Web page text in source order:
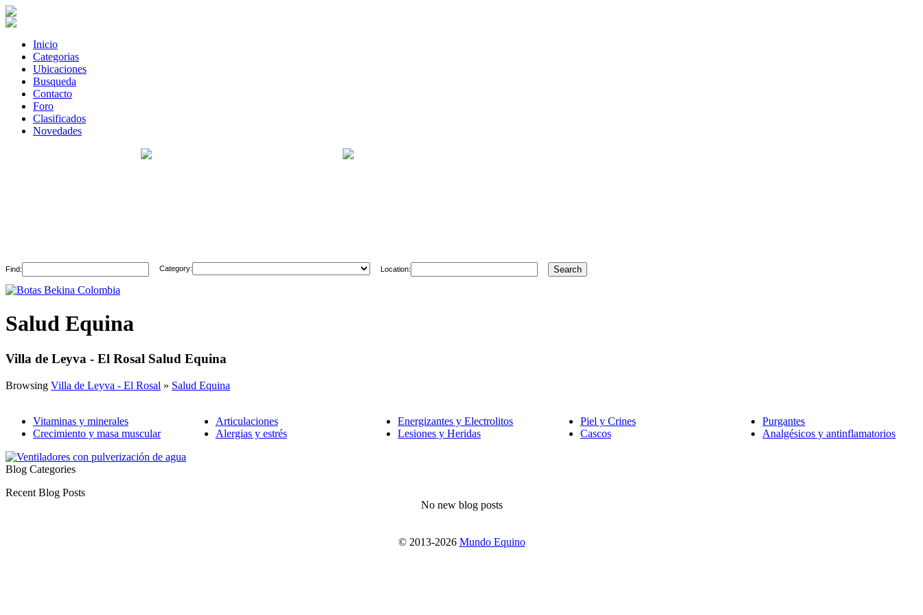
Inicio
Categorias
Ubicaciones
Busqueda
Contacto
Foro
Clasificados
Novedades
Find: Category: Location:
Salud Equina
Villa de Leyva - El Rosal Salud Equina
Browsing Villa de Leyva - El Rosal » Salud Equina
Vitaminas y minerales
Crecimiento y masa muscular
Articulaciones
Alergias y estrés
Energizantes y Electrolitos
Lesiones y Heridas
Piel y Crines
Cascos
Purgantes
Analgésicos y antinflamatorios
Blog Categories
Recent Blog Posts
No new blog posts
© 2013-2026 Mundo Equino